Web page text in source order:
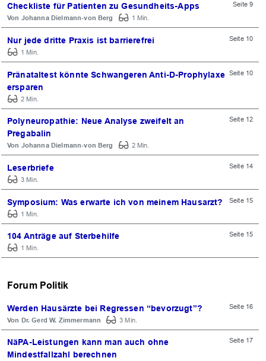
Checkliste für Patienten zu Gesundheits-Apps Seite 9
Johanna Dielmann-von Berg 1 Min.
Nur jede dritte Praxis ist barrierefrei
Seite 10
1 Min.
Pränataltest könnte Schwangeren Anti-D-Prophylaxe
ersparen
Seite 10
2 Min.
Polyneuropathie: Neue Analyse zweifelt an
Pregabalin
Seite 12
Johanna Dielmann-von Berg 2 Min.
Leserbriefe
Seite 14
3 Min.
Symposium: Was erwarte ich von meinem Hausarzt?
Seite 15
1 Min.
104 Anträge auf Sterbehilfe
Seite 15
1 Min.
Forum Politik
Werden Hausärzte bei Regressen “bevorzugt”? Seite 16
Dr. Gerd W. Zimmermann 3 Min.
NäPA-Leistungen kann man auch ohne
Mindestfallzahl berechnen
Seite 17